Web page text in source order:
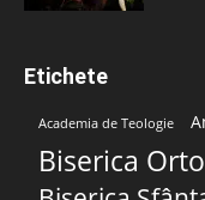
Etichete
Academia de Teologie
Biserica